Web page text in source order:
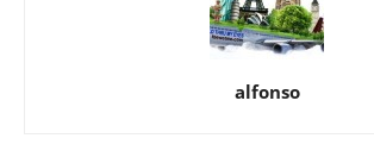
alfonso